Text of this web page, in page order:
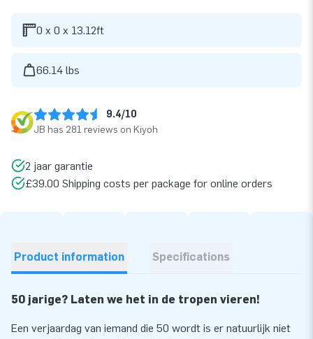
0 x 0 x 13.12ft
66.14 lbs
9.4/10
JB has 281 reviews on Kiyoh
2 jaar garantie
£39.00 Shipping costs per package for online orders
Product information Specifications
50 jarige? Laten we het in de tropen vieren!
Een verjaardag van iemand die 50 wordt is er natuurlijk niet